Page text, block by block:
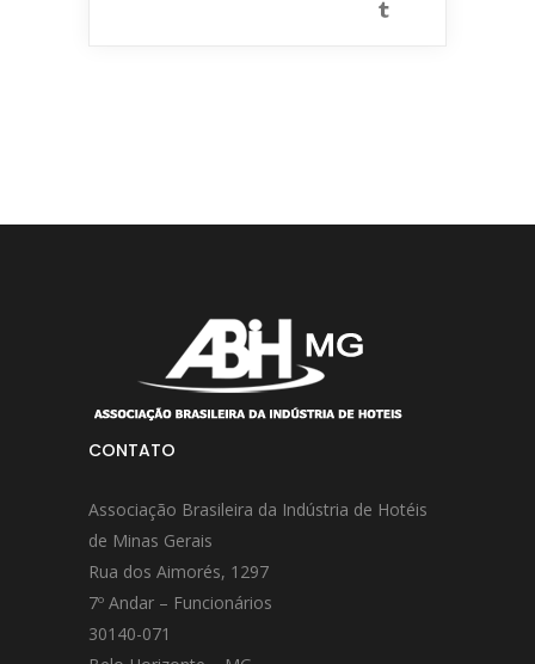
CONTATO
Associação Brasileira da Indústria de Hotéis
de Minas Gerais
Rua dos Aimorés, 1297
7º Andar – Funcionários
30140-071